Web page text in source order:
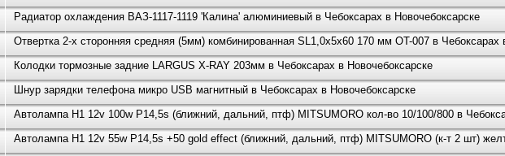
Радиатор охлаждения ВАЗ-1117-1119 'Калина' алюминиевый в Чебоксарах в Новочебоксарске
Отвертка 2-х сторонняя средняя (5мм) комбинированная SL1,0х5х60 170 мм OT-007 в Чебоксарах
Колодки тормозные задние LARGUS X-RAY 203мм в Чебоксарах в Новочебоксарске
Шнур зарядки телефона микро USB магнитный в Чебоксарах в Новочебоксарске
Автолампа Н1 12v 100w P14,5s (ближний, дальний, птф) MITSUMORO кол-во 10/100/800 в
Автолампа Н1 12v 55w P14,5s +50 gold effect (ближний, дальний, птф) MITSUMORO (к-т 2 шт)